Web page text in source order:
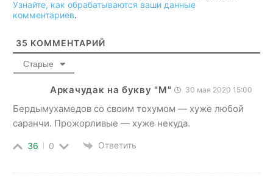
Узнайте, как обрабатываются ваши данные
комментариев.
35 КОММЕНТАРИЙ
Старые
Аркачудак на букву "М" 30 мая 2020 15:00
Бердымухамедов со своим тохумом — хуже любой
саранчи. Прожорливые — хуже некуда.
36 0 Ответить